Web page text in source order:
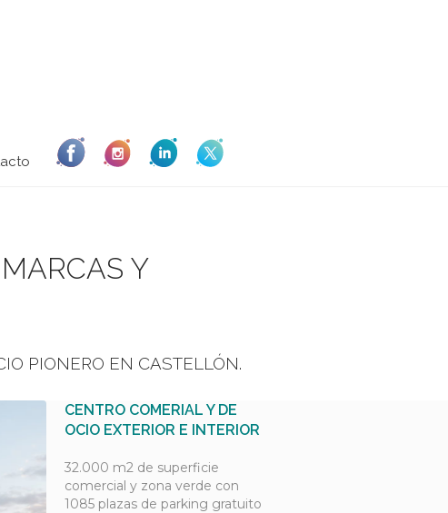
Y
PIONERO EN CASTELLÓN.
CENTRO COMERIAL Y DE
OCIO EXTERIOR E INTERIOR
32.000 m2 de superficie
comercial y zona verde con
1085 plazas de parking gratuito